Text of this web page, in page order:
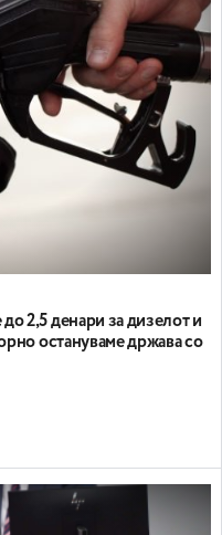
2,5 денари за дизелот и
остануваме држава со